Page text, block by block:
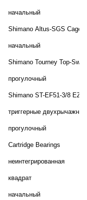
начальный
Shimano Altus-SGS Cage
начальный
Shimano Tourney Top-
прогулочный
Shimano ST-EF51-3/8 EZ-
триггерные двухрычажные
прогулочный
Cartridge Bearings
неинтегрированная
квадрат
начальный